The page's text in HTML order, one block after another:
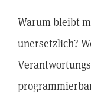
Warum bleibt
unersetzlich?